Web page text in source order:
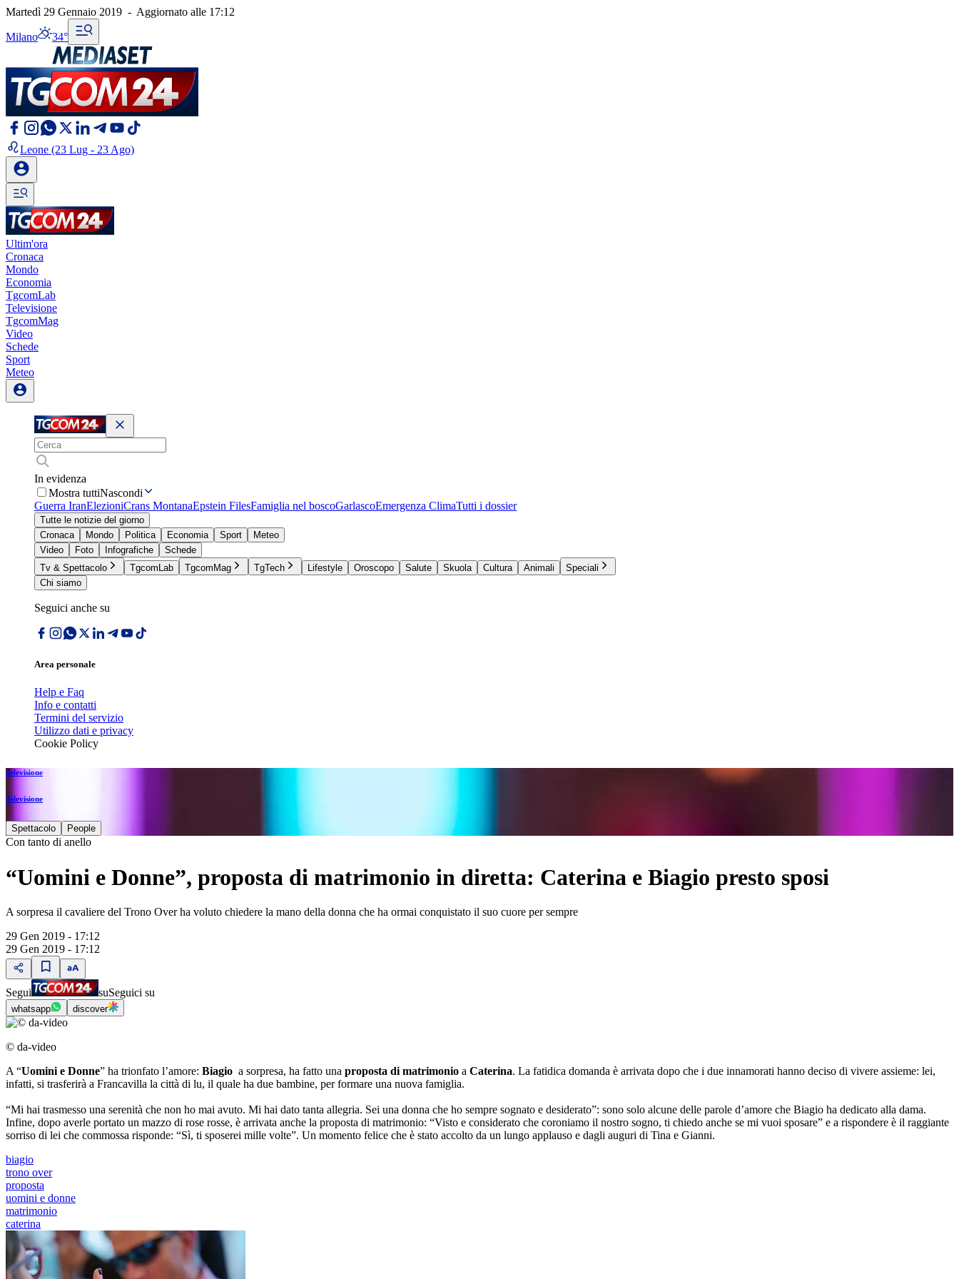
Martedì 29 Gennaio 2019 - Aggiornato alle 17:12
Milano 34°
Leone (23 Lug - 23 Ago)
Ultim'ora
Cronaca
Mondo
Economia
TgcomLab
Televisione
TgcomMag
Video
Schede
Sport
Meteo
In evidenza
Mostra tuttiNascondi
Guerra IranElezioniCrans MontanaEpstein FilesFamiglia nel boscoGarlascoEmergenza ClimaTutti i dossier
Tutte le notizie del giorno
Cronaca
Mondo Politica Economia Sport
Meteo
Video
Foto Infografiche
Schede
Tv & Spettacolo
TgcomLab TgcomMag TgTech Lifestyle Oroscopo Salute Skuola Cultura Animali
Speciali
Chi siamo
Seguici anche su
Area personale
Help e Faq
Info e contatti
Termini del servizio
Utilizzo dati e privacy
Cookie Policy
Televisione
Televisione
Spettacolo People
Con tanto di anello
“Uomini e Donne”, proposta di matrimonio in diretta: Caterina e Biagio presto sposi
A sorpresa il cavaliere del Trono Over ha voluto chiedere la mano della donna che ha ormai conquistato il suo cuore per sempre
29 Gen 2019 - 17:12
29 Gen 2019 - 17:12
Segui suSeguici su
whatsapp discover
© da-video
A “Uomini e Donne” ha trionfato l’amore: Biagio a sorpresa, ha fatto una proposta di matrimonio a Caterina. La fatidica domanda è arrivata dopo che i due innamorati hanno deciso di vivere assieme: lei,
infatti, si trasferirà a Francavilla la città di lu, il quale ha due bambine, per formare una nuova famiglia.
“Mi hai trasmesso una serenità che non ho mai avuto. Mi hai dato tanta allegria. Sei una donna che ho sempre sognato e desiderato”: sono solo alcune delle parole d’amore che Biagio ha dedicato alla dama.
Infine, dopo averle portato un mazzo di rose rosse, è arrivata anche la proposta di matrimonio: “Visto e considerato che coroniamo il nostro sogno, ti chiedo anche se mi vuoi sposare” e a rispondere è il raggiante
sorriso di lei che commossa risponde: “Sì, ti sposerei mille volte”. Un momento felice che è stato accolto da un lungo applauso e dagli auguri di Tina e Gianni.
biagio
trono over
proposta
uomini e donne
matrimonio
caterina